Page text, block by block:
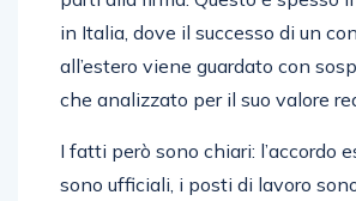
in Italia, dove il successo di un
all’estero viene guardato con
che analizzato per il suo valore
I fatti però sono chiari: l’accordo
sono ufficiali, i posti di lavoro